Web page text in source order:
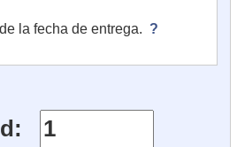
la fecha de entrega. ?